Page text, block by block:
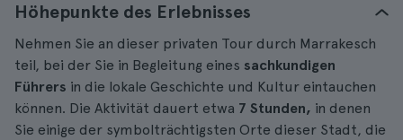
Höhepunkte des Erlebnisses
Nehmen Sie an dieser privaten Tour durch Marrakesch
teil, bei der Sie in Begleitung eines sachkundigen
Führers in die lokale Geschichte und Kultur eintauchen
können. Die Aktivität dauert etwa 7 Stunden, in denen
Sie einige der symbolträchtigsten Orte dieser Stadt, die